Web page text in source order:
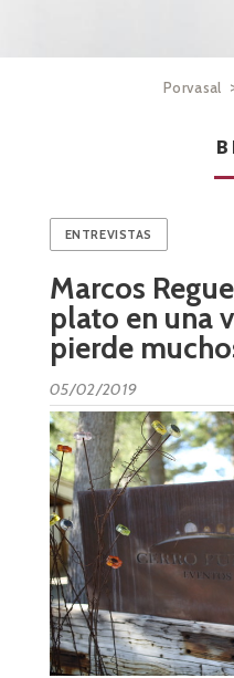
Porvasal
ENTREVISTAS
Marcos
plato en una
pierde
05/02/2019